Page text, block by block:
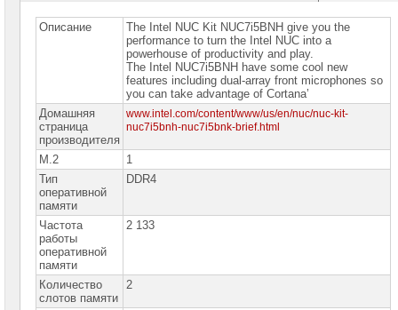
Пассивное
оборудование
СХД
системы
хранения
данных
Компоненты
компьютеров
Платформы
малого
размера
Описание
The Intel NUC Kit NUC7i5BNH give you the
performance to turn the Intel NUC into a
powerhouse of productivity and play.
The Intel NUC7i5BNH have some cool new
features including dual-array front microphones so
you can take advantage of Cortana’
Домашняя
страница
производителя
www.intel.com/content/www/us/en/nuc/nuc-kit-
nuc7i5bnh-nuc7i5bnk-brief.html
M.2
1
Тип
оперативной
памяти
DDR4
Частота
работы
оперативной
памяти
2 133
Количество
слотов памяти
2